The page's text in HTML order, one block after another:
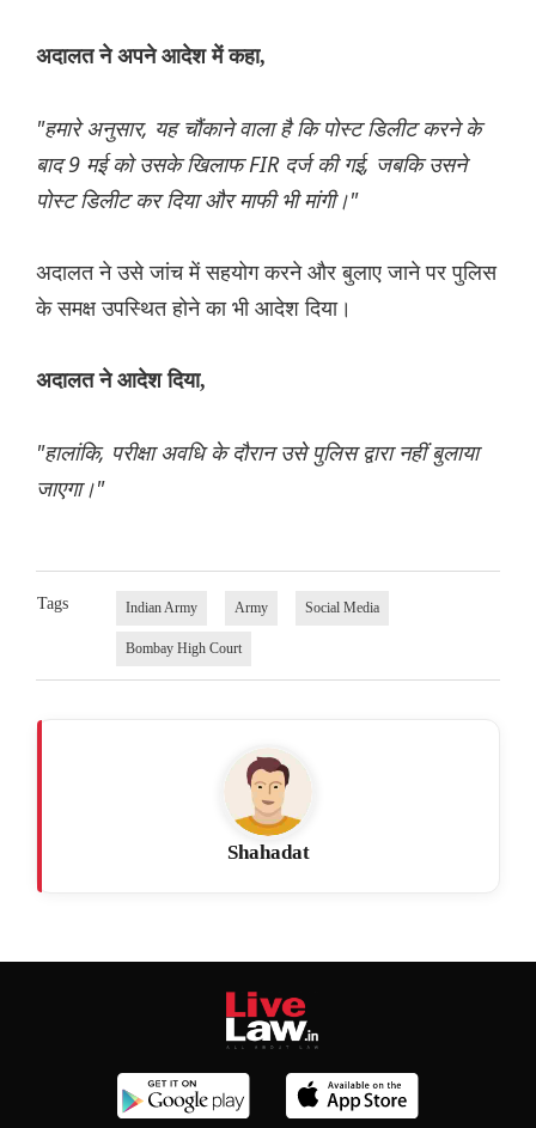
अदालत ने अपने आदेश में कहा,
"हमारे अनुसार, यह चौंकाने वाला है कि पोस्ट डिलीट करने के
बाद 9 मई को उसके खिलाफ FIR दर्ज की गई, जबकि उसने
पोस्ट डिलीट कर दिया और माफी भी मांगी।"
अदालत ने उसे जांच में सहयोग करने और बुलाए जाने पर पुलिस
के समक्ष उपस्थित होने का भी आदेश दिया।
अदालत ने आदेश दिया,
"हालांकि, परीक्षा अवधि के दौरान उसे पुलिस द्वारा नहीं बुलाया
जाएगा।"
Tags Indian Army Army Social Media
Bombay High Court
Shahadat